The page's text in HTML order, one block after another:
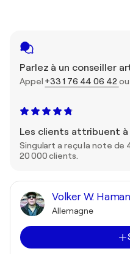
Parlez à un conseiller
Appel +33 1 76 44 06 42
Les clients attribuent
Singulart a reçu la note de
20 000 clients.
Volker W.
Allemagne